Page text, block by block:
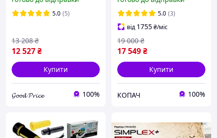
безкоштовна доставка
5.0 (5)
12 527₴
13 208 ₴
Купити
𝓖𝓸𝓸𝓭 𝓟𝓻𝓲𝓬𝓮 100%
Мультичастотний. IP68.
Офіційна гарантія 3 роки.
Безкоштовна доставка
5.0 (3)
від 1755₴/міс
17 549₴
19 000 ₴
Купити
КОПАЧ 100%